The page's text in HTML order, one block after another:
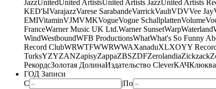
JazzUnitedUnited ArtistsUnited Artists JazzUnited Artists
KED'ЫVarajazzVarese SarabandeVarrickVaultVDVVee Jay
EMIVitaminVJMVMKVogueVogue SchallplattenVolume
FranceWarner Music UK Ltd.Warner SunsetWarpWaterland
WindWestboundWFB ProductionsWhatWhat's So Funny
Record ClubWRWTFWWRWWAXanaduXLXOYY
TurksYZYZANZapisyZappaZBSZDFZerolandiaZickzack
РекордсЗолотая ДолинаИздательство CleverКАЧКлюква
ГОД Записи
С
|По